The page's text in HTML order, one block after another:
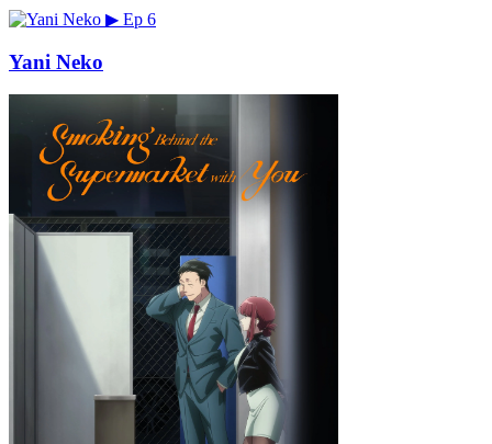
▶ Ep 6
Yani Neko